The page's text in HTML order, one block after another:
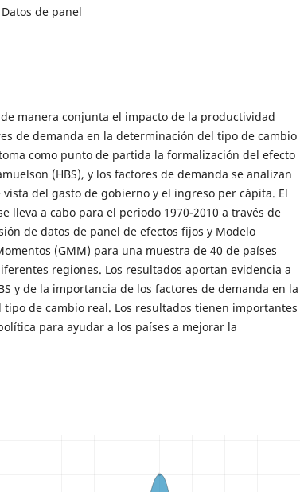
de panel
manera conjunta el impacto de la productividad
de demanda en la determinación del tipo de cambio
como punto de partida la formalización del efecto
(HBS), y los factores de demanda se analizan
del gasto de gobierno y el ingreso per cápita. El
lleva a cabo para el periodo 1970-2010 a través de
de datos de panel de efectos fijos y Modelo
(GMM) para una muestra de 40 de países
regiones. Los resultados aportan evidencia a
y de la importancia de los factores de demanda en la
de cambio real. Los resultados tienen importantes
para ayudar a los países a mejorar la